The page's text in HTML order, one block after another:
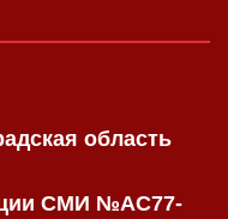
область
СМИ №AC77-